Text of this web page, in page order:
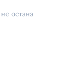
не остана